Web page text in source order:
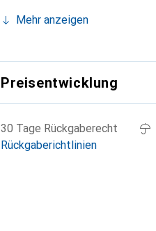
Mehr anzeigen
Preisentwicklung
30 Tage Rückgaberecht
Rückgaberichtlinien